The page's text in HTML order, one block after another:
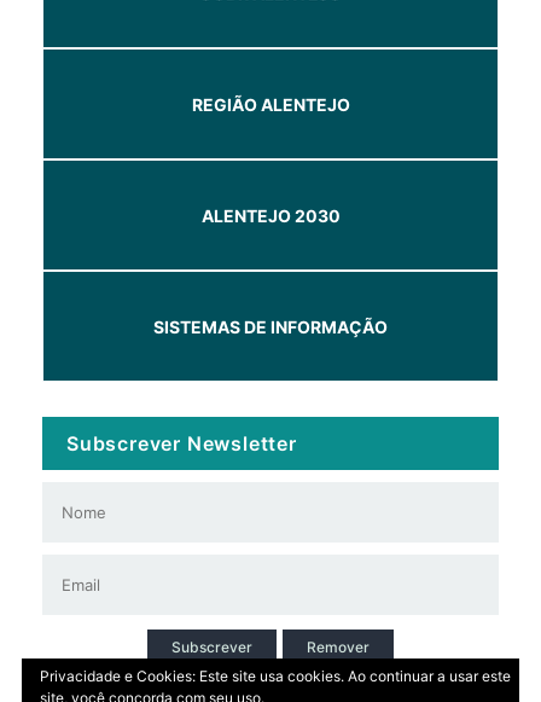
REGIÃO ALENTEJO
ALENTEJO 2030
SISTEMAS DE INFORMAÇÃO
Subscrever Newsletter
Subscrever
Remover
Privacidade e Cookies: Este site usa cookies. Ao continuar a usar este
site, você concorda com seu uso.